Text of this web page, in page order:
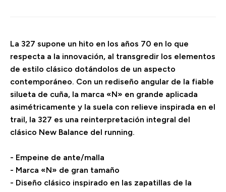
La 327 supone un hito en los años 70 en lo que
respecta a la innovación, al transgredir los elementos
de estilo clásico dotándolos de un aspecto
contemporáneo. Con un rediseño angular de la fiable
silueta de cuña, la marca «N» en grande aplicada
asimétricamente y la suela con relieve inspirada en el
trail, la 327 es una reinterpretación integral del
clásico New Balance del running.
- Empeine de ante/malla
- Marca «N» de gran tamaño
- Diseño clásico inspirado en las zapatillas de la